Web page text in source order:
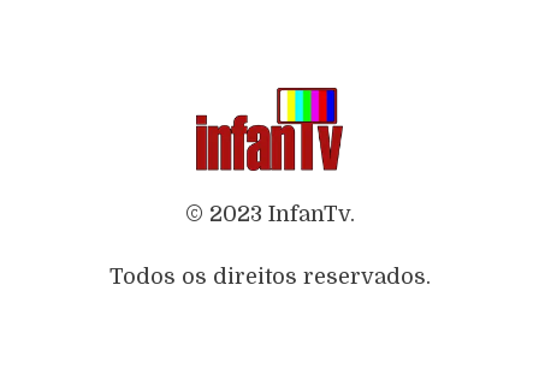
© 2023 InfanTv.
Todos os direitos reservados.